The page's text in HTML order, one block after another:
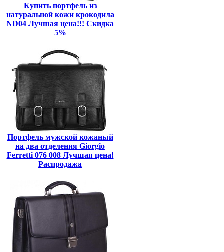
Купить портфель из
натуральной кожи крокодила
ND04 Лучшая цена!!! Скидка
5%
Портфель мужской кожаный
на два отделения Giorgio
Ferretti 076 008 Лучшая цена!
Распродажа